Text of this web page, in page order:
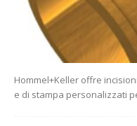
Hommel+Keller offre
e di stampa personalizzati